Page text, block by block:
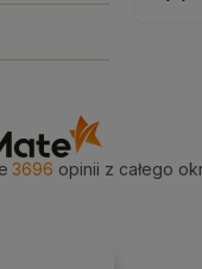
3696 opinii z całego